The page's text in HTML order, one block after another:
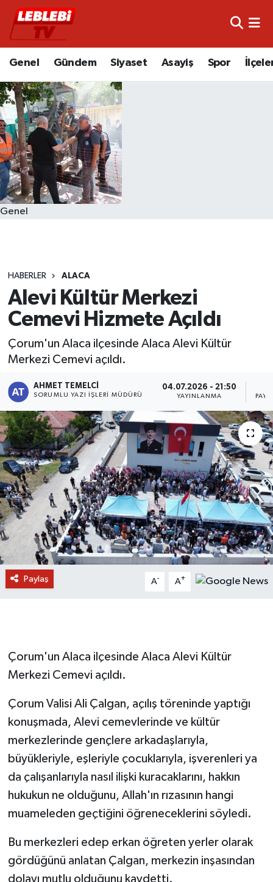
Genel Gündem Siyaset Asayiş Spor
Genel
HABERLER ALACA
Alevi Kültür Merkezi
Cemevi Hizmete Açıldı
Çorum'un Alaca ilçesinde Alaca Alevi Kültür
Merkezi Cemevi açıldı.
AHMET TEMELCI
SORUMLU YAZI İŞLERI MÜDÜRÜ
04.07.2026 - 21:50
YAYINLANMA
Paylaş A- A+
Çorum'un Alaca ilçesinde Alaca Alevi Kültür
Merkezi Cemevi açıldı.
Çorum Valisi Ali Çalgan, açılış töreninde yaptığı
konuşmada, Alevi cemevlerinde ve kültür
merkezlerinde gençlere arkadaşlarıyla,
büyükleriyle, eşleriyle çocuklarıyla, işverenleri ya
da çalışanlarıyla nasıl ilişki kuracaklarını, hakkın
hukukun ne olduğunu, Allah'ın rızasının hangi
muameleden geçtiğini öğreneceklerini söyledi.
Bu merkezleri edep erkan öğreten yerler olarak
gördüğünü anlatan Çalgan, merkezin inşasından
dolayı mutlu olduğunu kaydetti.
Hava Durumu
Trafik Durumu
Süper Lig Puan Durumu ve Fikstür
Tüm Manşetler
Son Dakika Haberleri